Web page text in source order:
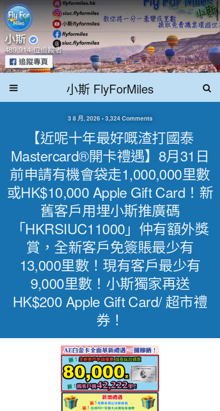
小斯 FlyForMiles
3 8 月, 2026 • 3,324 Comments
【近呢十年最好嘅渣打國泰
Mastercard®開卡禮遇】8月31日
前申請有機會袋走1,000,000里數
或HK$10,000 Apple Gift Card！新
舊客戶用埋小斯推廣碼
「HKRSIUC11000」仲有額外獎
賞，全新客戶免簽賬最少有
13,000里數！現有客戶最少有
9,000里數！小斯獨家再送
HK$200 Apple Gift Card/ 超市禮
券！